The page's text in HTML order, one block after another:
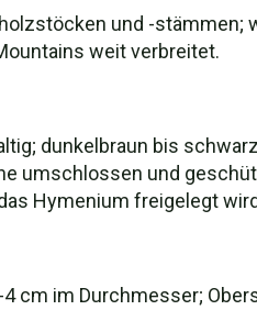
und -
weit verbreitet.
dunkelbraun bis
umschlossen und
Hymenium freigelegt
cm im Durchmesser;